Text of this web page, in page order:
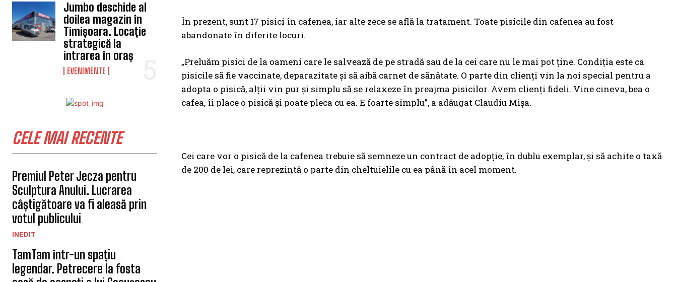
Jumbo deschide al
doilea magazin în
Timișoara. Locație
strategică la
intrarea în oraș
EVENIMENTE
CELE MAI RECENTE
Premiul Peter Jecza pentru
Sculptura Anului. Lucrarea
câștigătoare va fi aleasă prin
votul publicului
INEDIT
TamTam într-un spațiu
legendar. Petrecere la fosta
În prezent, sunt 17 pisici în cafenea, iar alte zece se află la tratament. Toate pisicile din cafenea au fost
abandonate în diferite locuri.
„Preluăm pisici de la oameni care le salvează de pe stradă sau de la cei care nu le mai pot ține. Condiția este ca
pisicile să fie vaccinate, deparazitate și să aibă carnet de sănătate. O parte din clienți vin la noi special pentru a
adopta o pisică, alții vin pur și simplu să se relaxeze în preajma pisicilor. Avem clienți fideli. Vine cineva, bea o
cafea, îi place o pisică și poate pleca cu ea. E foarte simplu”, a adăugat Claudiu Mișa.
Cei care vor o pisică de la cafenea trebuie să semneze un contract de adopție, în dublu exemplar, și să achite o taxă
de 200 de lei, care reprezintă o parte din cheltuielile cu ea până în acel moment.